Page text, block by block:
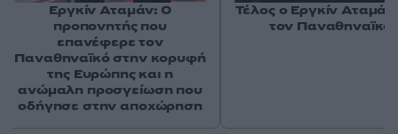
Εργκίν Αταμάν: Ο
προπονητής που
επανέφερε τον
Παναθηναϊκό στην κορυφή
της Ευρώπης και η
ανώμαλη προσγείωση που
οδήγησε στην αποχώρηση
Τέλος ο Εργκίν
τον Παναθηναϊκό